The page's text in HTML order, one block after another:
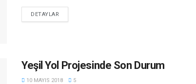
DETAYLAR
Yeşil Yol Projesinde Son Durum
10 MAYIS 2018 5